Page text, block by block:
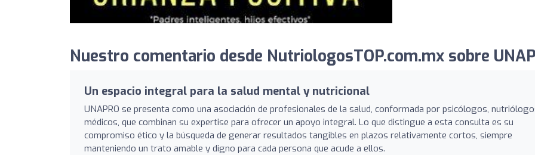
Nuestro comentario desde NutriologosTOP.com.mx sobre
Un espacio integral para la salud mental y nutricional
UNAPRO se presenta como una asociación de profesionales de la salud, conformada por psicólogos,
médicos, que combinan su expertise para ofrecer un apoyo integral. Lo que distingue a esta consulta es su
compromiso ético y la búsqueda de generar resultados tangibles en plazos relativamente cortos, siempre
manteniendo un trato amable y digno para cada persona que acude a ellos.